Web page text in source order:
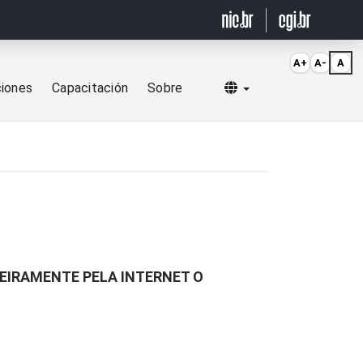
Capacitación Sobre Selecionar idioma
PELA INTERNET O
A+ A- A